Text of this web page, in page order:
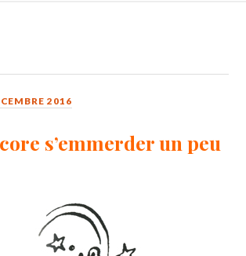
2016
s’emmerder un peu